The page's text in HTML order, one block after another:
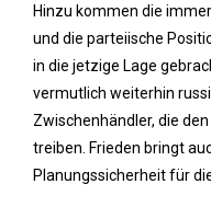
Hinzu kommen die
und die parteiische
in die jetzige Lage
vermutlich weiterhin
Zwischenhändler, die
treiben. Frieden bringt
Planungssicherheit für